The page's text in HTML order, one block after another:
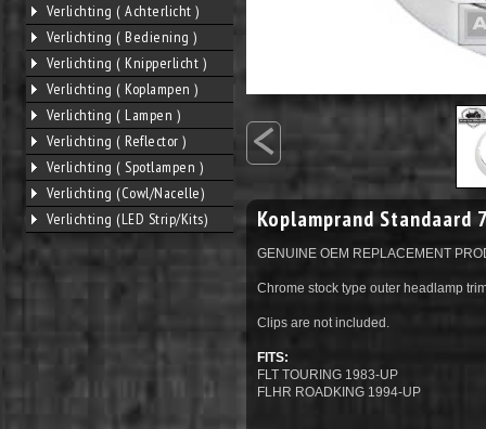
Verlichting ( Achterlicht )
Verlichting ( Bediening )
Verlichting ( Knipperlicht )
Verlichting ( Koplampen )
Verlichting ( Lampen )
Verlichting ( Reflector )
Verlichting ( Spotlampen )
Verlichting (Cowl/Nacelle)
Verlichting (LED Strip/Kits)
<
Koplamprand Standaard
GENUINE OEM REPLACEMENT
Chrome stock type outer headlamp
Clips are not included.
FITS:
FLT TOURING 1983-UP
FLHR ROADKING 1994-UP